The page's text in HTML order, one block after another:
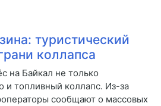
туристический
коллапса
на Байкал не только
и топливный коллапс. Из-за
сообщают о массовых